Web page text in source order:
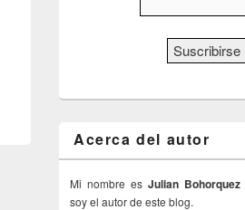
Acerca del autor
Mi nombre es Julian Bohorquez
soy el autor de este blog.